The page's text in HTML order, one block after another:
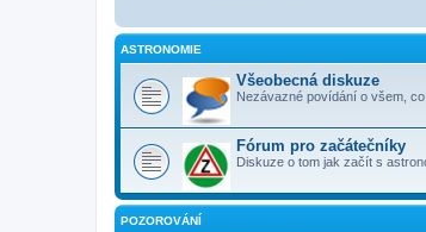
ASTRONOMIE
Všeobecná diskuze
Nezávazné povídání o všem,
Fórum pro začátečníky
Diskuze o tom jak začít s
POZOROVÁNÍ